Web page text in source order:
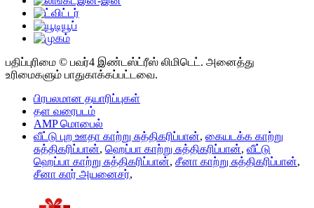
பதிப்புரிமை © பவர்4 இண்டஸ்ட்ரீஸ் லிமிடெட். அனைத்து
உரிமைகளும் பாதுகாக்கப்பட்டவை.
பிரபலமான தயாரிப்புகள்
தள வரைபடம்
AMP மொபைல்
வீட்டு புற ஊதா காற்று சுத்திகரிப்பான், கையடக்க காற்று
சுத்திகரிப்பான், ஹெப்பா காற்று சுத்திகரிப்பான், வீட்டு
ஹெப்பா காற்று சுத்திகரிப்பான், சீனா காற்று சுத்திகரிப்பான்,
சீனா கார் அயனைசர்,